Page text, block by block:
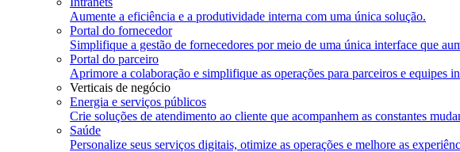
Aumente a eficiência e a produtividade interna com uma única solução.
Portal do fornecedor
Simplifique a gestão de fornecedores por meio de uma única interface que
Portal do parceiro
Aprimore a colaboração e simplifique as operações para parceiros e equipes
Verticais de negócio
Energia e serviços públicos
Crie soluções de atendimento ao cliente que acompanhem as constantes
Saúde
Personalize seus serviços digitais, otimize as operações e melhore as